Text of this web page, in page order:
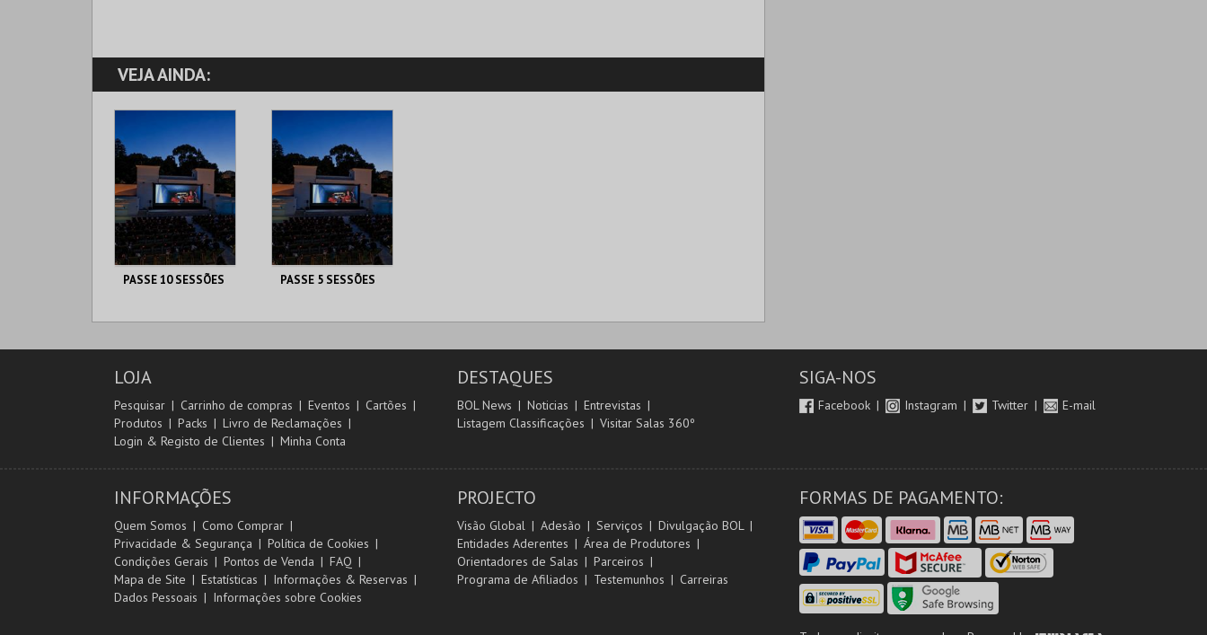
VEJA AINDA:
PASSE 10 SESSÕES
CAPITÓLIO.
AQUISIÇÃO
COMPRAR
PASSE 5 SESSÕES
CAPITÓLIO.
AQUISIÇÃO
COMPRAR
LOJA
Pesquisar Carrinho de compras Eventos
Cartões
Produtos
Packs
Livro de Reclamações
Login & Registo de Clientes
Minha Conta
DESTAQUES
BOL News Noticias
Entrevistas
Listagem Classificações
Visitar Salas 360º
SIGA-NOS
Facebook Instagram Twitter E-mail
INFORMAÇÕES
Quem Somos
Como Comprar
Privacidade & Segurança
Política de Cookies
Condições Gerais
Pontos de Venda
FAQ
Mapa de Site
Estatísticas
Informações & Reservas
Dados Pessoais
Informações sobre Cookies
PROJECTO
Visão Global Adesão Serviços
Divulgação BOL
Entidades Aderentes
Área de Produtores
Orientadores de Salas
Parceiros
Programa de Afiliados
Testemunhos Carreiras
FORMAS DE PAGAMENTO: